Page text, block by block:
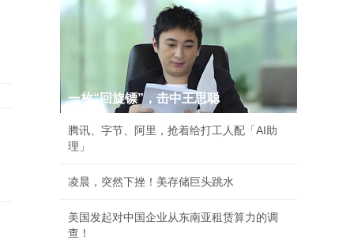
一枚“回旋镖”，击中王思聪
腾讯、字节、阿里，抢着给打工人配「AI助
理」
凌晨，突然下挫！美存储巨头跳水
美国发起对中国企业从东南亚租赁算力的调
查！